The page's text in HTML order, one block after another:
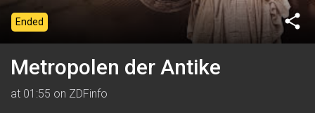
share
Ended
Metropolen der Antike
at 01:55 on ZDFinfo